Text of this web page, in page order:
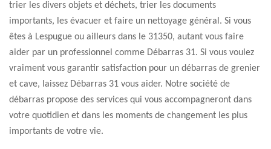
trier les divers objets et déchets, trier les documents
importants, les évacuer et faire un nettoyage général. Si vous
êtes à Lespugue ou ailleurs dans le 31350, autant vous faire
aider par un professionnel comme Débarras 31. Si vous voulez
vraiment vous garantir satisfaction pour un débarras de grenier
et cave, laissez Débarras 31 vous aider. Notre société de
débarras propose des services qui vous accompagneront dans
votre quotidien et dans les moments de changement les plus
importants de votre vie.